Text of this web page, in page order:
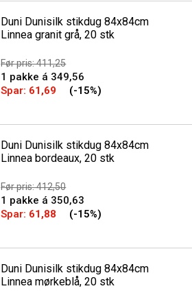
Duni Dunisilk stikdug 84x84cm
Linnea granit grå, 20 stk
Før pris: 411,25
1 pakke á 349,56
Spar: 61,69 (-15%)
Duni Dunisilk stikdug 84x84cm
Linnea bordeaux, 20 stk
Før pris: 412,50
1 pakke á 350,63
Spar: 61,88 (-15%)
Duni Dunisilk stikdug 84x84cm
Linnea mørkeblå, 20 stk